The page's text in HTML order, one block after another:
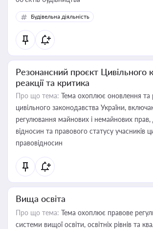
Будівельна діяльність
Резонансний проєкт Цивільного
реакції та критика
Про що тема: Тема охоплює оновлення та
цивільного законодавства України,
регулювання майнових і немайнових прав,
відносин та правового статусу учасників
правовідносин
Вища освіта
Про що тема: Тема охоплює правове
системи вищої освіти, освітніх рівнів та